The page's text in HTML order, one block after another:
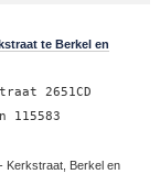
te Berkel en
2651CD
115583
- Kerkstraat, Berkel en